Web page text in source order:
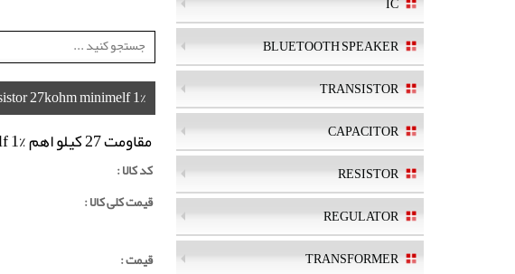
BLUETOOTH SPEAKER
TRANSISTOR
CAPACITOR
RESISTOR
REGULATOR
TRANSFORMER
27kohm minimelf 1%
مقاومت 27 کیلو اهم minimelf 1%
کد کالا :
قیمت کلی کالا :
قیمت :